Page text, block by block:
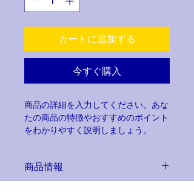
カートに追加する
今すぐ購入
商品の詳細を入力してください。あな
たの商品の特徴やおすすめのポイント
をわかりやすく説明しましょう。
商品情報